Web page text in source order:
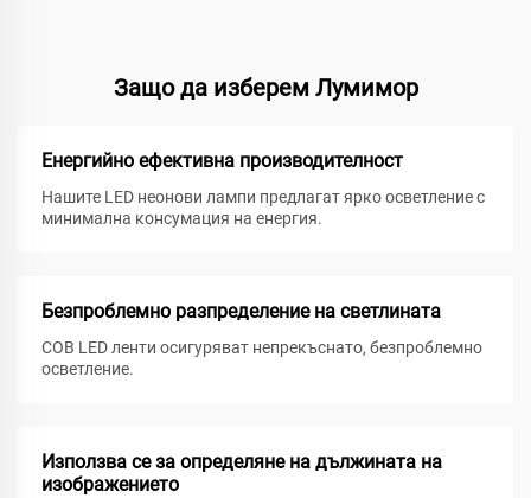
Защо да изберем Лумимор
Енергийно ефективна производителност
Нашите LED неонови лампи предлагат ярко осветление с
минимална консумация на енергия.
Безпроблемно разпределение на светлината
COB LED ленти осигуряват непрекъснато, безпроблемно
осветление.
Използва се за определяне на дължината на
изображението